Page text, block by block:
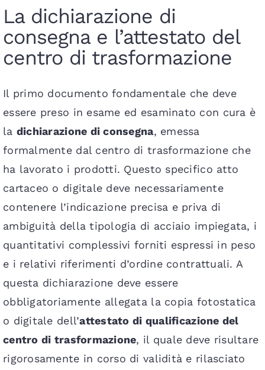
La dichiarazione di
consegna e l’attestato del
centro di trasformazione
Il primo documento fondamentale che deve
essere preso in esame ed esaminato con cura è
la dichiarazione di consegna, emessa
formalmente dal centro di trasformazione che
ha lavorato i prodotti. Questo specifico atto
cartaceo o digitale deve necessariamente
contenere l’indicazione precisa e priva di
ambiguità della tipologia di acciaio impiegata, i
quantitativi complessivi forniti espressi in peso
e i relativi riferimenti d’ordine contrattuali. A
questa dichiarazione deve essere
obbligatoriamente allegata la copia fotostatica
o digitale dell’attestato di qualificazione del
centro di trasformazione, il quale deve risultare
rigorosamente in corso di validità e rilasciato